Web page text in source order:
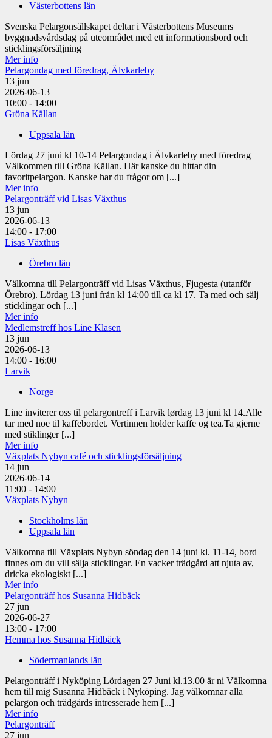
Västerbottens län
Svenska Pelargonsällskapet deltar i Västerbottens Museums
byggnadsvårdsdag på uteområdet med ett informationsbord och
sticklingsförsäljning
Mer info
Pelargondag med föredrag, Älvkarleby
13 jun
2026-06-13
10:00 - 14:00
Gröna Källan
Uppsala län
Lördag 27 juni kl 10-14 Pelargondag i Älvkarleby med föredrag
Välkommen till Gröna Källan. Här kanske du hittar din
favoritpelargon. Kanske har du frågor om [...]
Mer info
Pelargonträff vid Lisas Växthus
13 jun
2026-06-13
14:00 - 17:00
Lisas Växthus
Örebro län
Välkomna till Pelargonträff vid Lisas Växthus, Fjugesta (utanför
Örebro). Lördag 13 juni från kl 14:00 till ca kl 17. Ta med och sälj
sticklingar och [...]
Mer info
Medlemstreff hos Line Klasen
13 jun
2026-06-13
14:00 - 16:00
Larvik
Norge
Line inviterer oss til pelargontreff i Larvik lørdag 13 juni kl 14.Alle
tar med noe til kaffebordet. Vertinnen holder kaffe og tea.Ta gjerne
med stiklinger [...]
Mer info
Växplats Nybyn café och sticklingsförsäljning
14 jun
2026-06-14
11:00 - 14:00
Växplats Nybyn
Stockholms län
Uppsala län
Välkomna till Växplats Nybyn söndag den 14 juni kl. 11-14, bord
finnes om du vill sälja sticklingar. En vacker trädgård att njuta av,
dricka ekologiskt [...]
Mer info
Pelargonträff hos Susanna Hidbäck
27 jun
2026-06-27
13:00 - 17:00
Hemma hos Susanna Hidbäck
Södermanlands län
Pelargonträff i Nyköping Lördagen 27 Juni kl.13.00 är ni Välkomna
hem till mig Susanna Hidbäck i Nyköping. Jag välkomnar alla
pelargon och trädgårds intresserade hem [...]
Mer info
Pelargonträff
27 jun